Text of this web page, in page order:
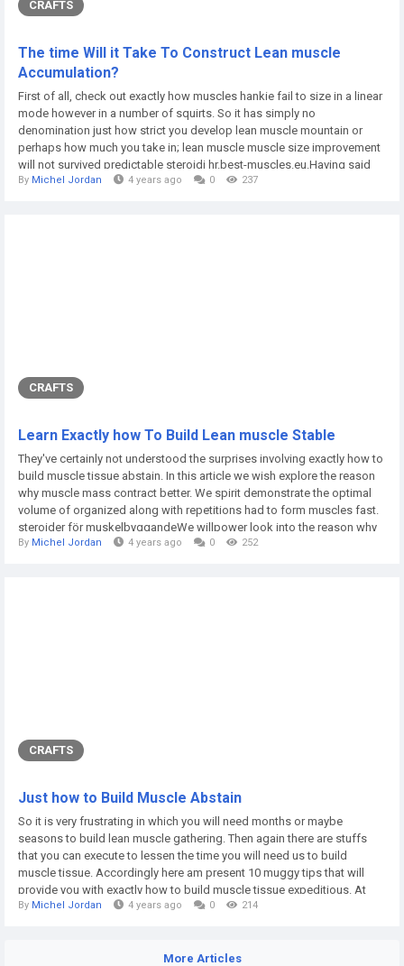
CRAFTS
The time Will it Take To Construct Lean muscle
Accumulation?
First of all, check out exactly how muscles hankie fail to size in a linear
mode however in a number of squirts. So it has simply no
denomination just how strict you develop lean muscle mountain or
perhaps how much you take in; lean muscle muscle size improvement
will not survived predictable steroidi hr.best-muscles.eu.Having said
that; agree to us consider a number of the feature that are significant
By Michel Jordan 4 years ago 0 237
CRAFTS
Learn Exactly how To Build Lean muscle Stable
They've certainly not understood the surprises involving exactly how to
build muscle tissue abstain. In this article we wish explore the reason
why muscle mass contract better. We spirit demonstrate the optimal
volume of organized along with repetitions had to form muscles fast.
steroider för muskelbyggandeWe willpower look into the reason why
you should point your own knees in order to be able to accurately build
By Michel Jordan 4 years ago 0 252
CRAFTS
Just how to Build Muscle Abstain
So it is very frustrating in which you will need months or maybe
seasons to build lean muscle gathering. Then again there are stuffs
that you can execute to lessen the time you will need us to build
muscle tissue. Accordingly here am present 10 muggy tips that will
provide you with exactly how to build muscle tissue expeditious. At
this point they are: https://pt.anabolic-power.eu1. The Overload Law.
By Michel Jordan 4 years ago 0 214
More Articles